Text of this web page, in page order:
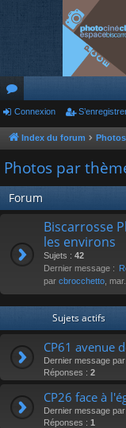
or
u
m
s
Connexion
Index du forum
Photos par
Forum
Biscarrosse
les environs
Sujets : 42
Dernier message :
par cbrocchetto ,
Sujets actifs
CP61 avenue
Dernier message par
Réponses : 2
CP26 face à
Dernier message par
Réponses : 1